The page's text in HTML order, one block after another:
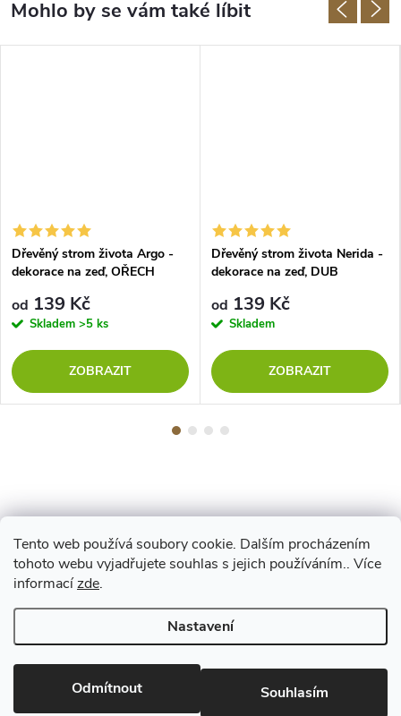
Tento web používá soubory cookie. Dalším procházením
tohoto webu vyjadřujete souhlas s jejich používáním.. Více
informacízde.
Nastavení
Odmítnout Souhlasím
Dřevěný strom života Argo -
dekorace na zeď, OŘECH
od 139 Kč
Skladem >5 ks
ZOBRAZIT
Dřevěný strom života Nerida -
dekorace na zeď, DUB
od 139 Kč
Skladem
ZOBRAZIT
Z
á
p
a
Copyright 2026www.vyrejeme.cz. Všechna práva vyhrazena.Upravit
nastavení cookies